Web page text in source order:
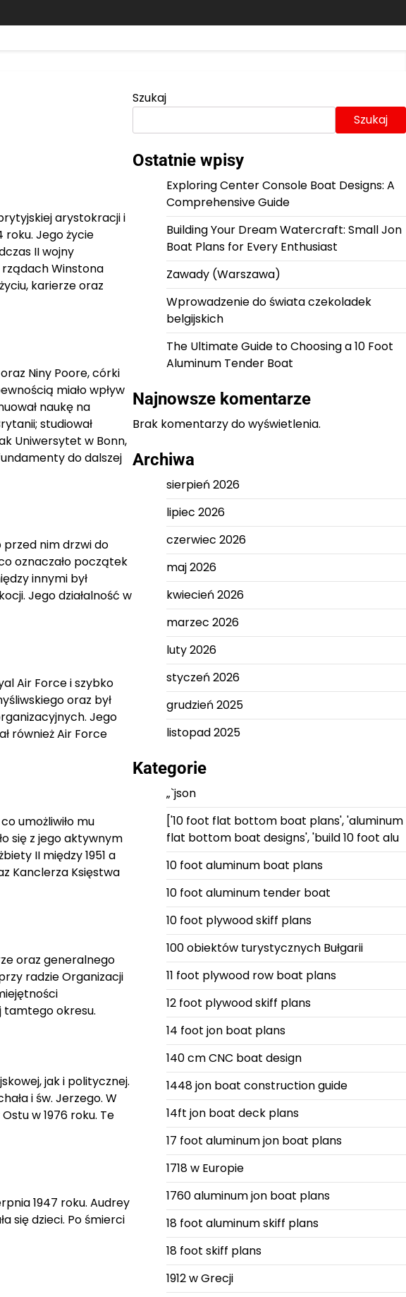
arystokracji i
roku. Jego życie
II wojny
rządach Winstona
karierze oraz
Niny Poore, córki
miało wpływ
naukę na
studiował
Uniwersytet w Bonn,
do dalszej
przed nim drzwi do
oznaczało początek
innymi był
Jego działalność w
Air Force i szybko
oraz był
Jego
również Air Force
umożliwiło mu
się z jego aktywnym
II między 1951 a
Kanclerza Księstwa
oraz generalnego
radzie Organizacji
tamtego okresu.
jak i politycznej.
i św. Jerzego. W
w 1976 roku. Te
1947 roku. Audrey
się dzieci. Po śmierci
Szukaj
Szukaj
Ostatnie wpisy
Exploring Center Console Boat Designs: A
Comprehensive Guide
Building Your Dream Watercraft: Small Jon
Boat Plans for Every Enthusiast
Zawady (Warszawa)
Wprowadzenie do świata czekoladek
belgijskich
The Ultimate Guide to Choosing a 10 Foot
Aluminum Tender Boat
Najnowsze komentarze
Brak komentarzy do wyświetlenia.
Archiwa
sierpień 2026
lipiec 2026
czerwiec 2026
maj 2026
kwiecień 2026
marzec 2026
luty 2026
styczeń 2026
grudzień 2025
listopad 2025
Kategorie
„`json
['10 foot flat bottom boat plans', 'aluminum
flat bottom boat designs', 'build 10 foot alu
10 foot aluminum boat plans
10 foot aluminum tender boat
10 foot plywood skiff plans
100 obiektów turystycznych Bułgarii
11 foot plywood row boat plans
12 foot plywood skiff plans
14 foot jon boat plans
140 cm CNC boat design
1448 jon boat construction guide
14ft jon boat deck plans
17 foot aluminum jon boat plans
1718 w Europie
1760 aluminum jon boat plans
18 foot aluminum skiff plans
18 foot skiff plans
1912 w Grecji